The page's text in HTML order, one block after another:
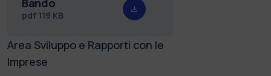
pdf 119 KB
Area Sviluppo e Rapporti con le
Imprese